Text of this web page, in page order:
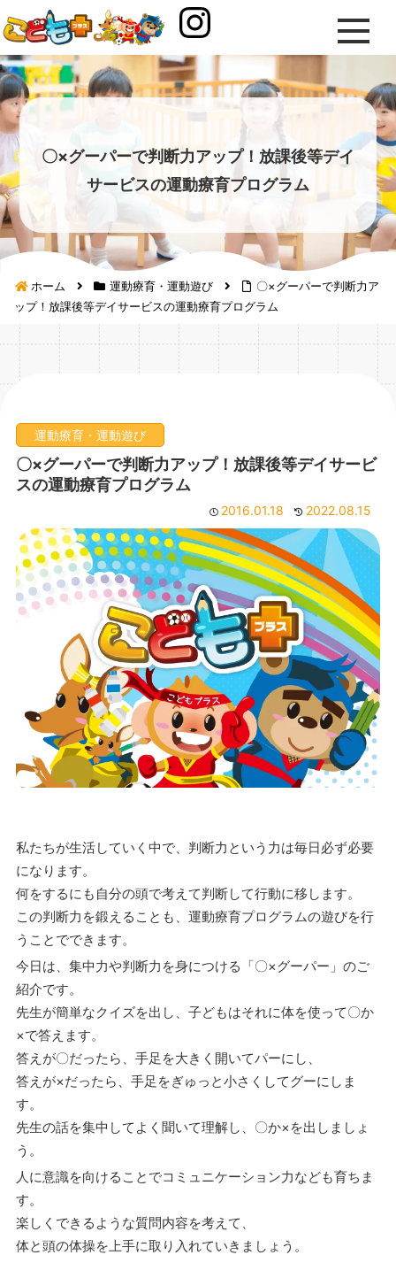
〇×グーパーで判断力アップ！放課後等デイ
サービスの運動療育プログラム
ホーム 運動療育・運動遊び
〇×グーパーで判断力ア
ップ！放課後等デイサービスの運動療育プログラム
運動療育・運動遊び
〇×グーパーで判断力アップ！放課後等デイサービ
スの運動療育プログラム
2016.01.18 2022.08.15
私たちが生活していく中で、判断力という力は毎日必ず必要
になります。
何をするにも自分の頭で考えて判断して行動に移します。
この判断力を鍛えることも、運動療育プログラムの遊びを行
うことでできます。
今日は、集中力や判断力を身につける「〇×グーパー」のご
紹介です。
先生が簡単なクイズを出し、子どもはそれに体を使って〇か
×で答えます。
答えが〇だったら、手足を大きく開いてパーにし、
答えが×だったら、手足をぎゅっと小さくしてグーにしま
す。
先生の話を集中してよく聞いて理解し、〇か×を出しましょ
う。
人に意識を向けることでコミュニケーション力なども育ちま
す。
楽しくできるような質問内容を考えて、
体と頭の体操を上手に取り入れていきましょう。